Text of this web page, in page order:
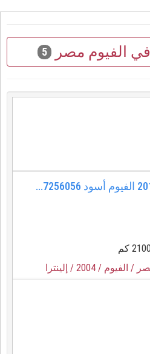
الفيوم مصر 5
/ الفيوم / 2004
/ إلينترا